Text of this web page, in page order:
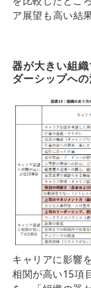
ア展望も高い結
器が大きい組
ダーシップへ
キャリアに影響
相関が高い15項